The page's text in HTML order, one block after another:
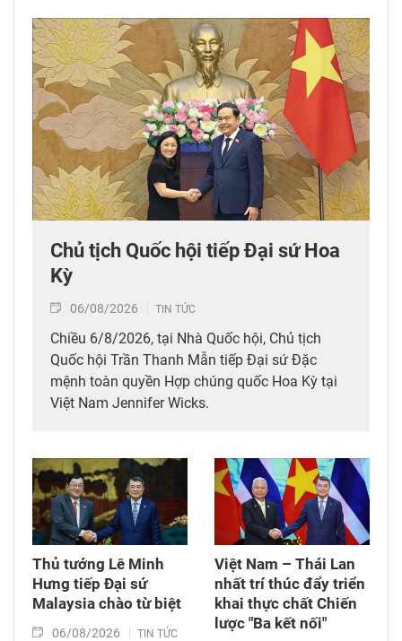
Chủ tịch Quốc hội tiếp Đại sứ Hoa
Kỳ
06/08/2026 TIN TỨC
Chiều 6/8/2026, tại Nhà Quốc hội, Chủ tịch
Quốc hội Trần Thanh Mẫn tiếp Đại sứ Đặc
mệnh toàn quyền Hợp chúng quốc Hoa Kỳ tại
Việt Nam Jennifer Wicks.
Thủ tướng Lê Minh
Hưng tiếp Đại sứ
Malaysia chào từ biệt
06/08/2026 TIN TỨC
Việt Nam – Thái Lan
nhất trí thúc đẩy triển
khai thực chất Chiến
lược "Ba kết nối"